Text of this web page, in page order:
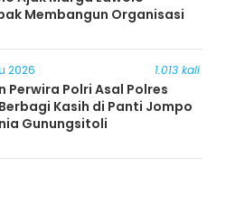
Membangun Organisasi
2026 1.013 kali
Perwira Polri Asal Polres
Kasih di Panti Jompo
Gunungsitoli